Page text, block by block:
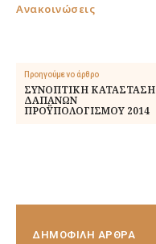
Ανακοινώσεις
Προηγούμενο άρθρο
ΣΥΝΟΠΤΙΚΗ ΚΑΤΑΣΤΑΣΗ
ΔΑΠΑΝΩΝ
ΠΡΟΫΠΟΛΟΓΙΣΜΟΥ 2014
ΔΗΜΟΦΙΛΗ ΑΡΘΡΑ